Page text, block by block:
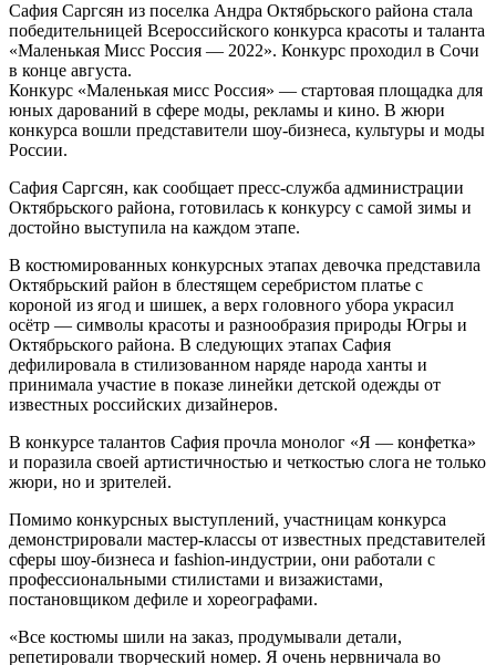
Сафия Саргсян из поселка Андра Октябрьского района стала
победительницей Всероссийского конкурса красоты и таланта
«Маленькая Мисс Россия — 2022». Конкурс проходил в Сочи
в конце августа.
Конкурс «Маленькая мисс Россия» — стартовая площадка для
юных дарований в сфере моды, рекламы и кино. В жюри
конкурса вошли представители шоу-бизнеса, культуры и моды
России.
Сафия Саргсян, как сообщает пресс-служба администрации
Октябрьского района, готовилась к конкурсу с самой зимы и
достойно выступила на каждом этапе.
В костюмированных конкурсных этапах девочка представила
Октябрьский район в блестящем серебристом платье с
короной из ягод и шишек, а верх головного убора украсил
осётр — символы красоты и разнообразия природы Югры и
Октябрьского района. В следующих этапах Сафия
дефилировала в стилизованном наряде народа ханты и
принимала участие в показе линейки детской одежды от
известных российских дизайнеров.
В конкурсе талантов Сафия прочла монолог «Я — конфетка»
и поразила своей артистичностью и четкостью слога не только
жюри, но и зрителей.
Помимо конкурсных выступлений, участницам конкурса
демонстрировали мастер-классы от известных представителей
сферы шоу-бизнеса и fashion-индустрии, они работали с
профессиональными стилистами и визажистами,
постановщиком дефиле и хореографами.
«Все костюмы шили на заказ, продумывали детали,
репетировали творческий номер. Я очень нервничала во